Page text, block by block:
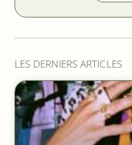
LES DERNIERS ARTICLES